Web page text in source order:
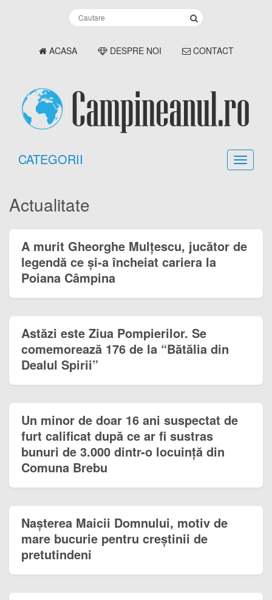
ACASA DESPRE NOI CONTACT
CATEGORII
Actualitate
A murit Gheorghe Mulțescu, jucător de
legendă ce și-a încheiat cariera la
Poiana Câmpina
Astăzi este Ziua Pompierilor. Se
comemorează 176 de la “Bătălia din
Dealul Spirii”
Un minor de doar 16 ani suspectat de
furt calificat după ce ar fi sustras
bunuri de 3.000 dintr-o locuință din
Comuna Brebu
Nașterea Maicii Domnului, motiv de
mare bucurie pentru creștinii de
pretutindeni